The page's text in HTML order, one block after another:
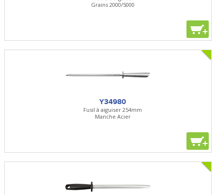
Grains 2000/5000
+
Y34980
Fusil à aiguiser 254mm
Manche Acier
+